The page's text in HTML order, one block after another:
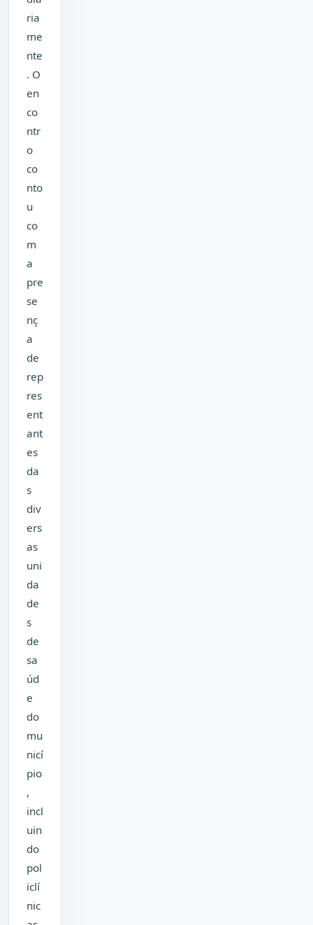
ria
me
nte
. O
en
co
ntr
o
co
nto
u
co
m
a
pre
se
nç
a
de
rep
res
ent
ant
es
da
s
div
ers
as
uni
da
de
s
de
sa
úd
e
do
mu
nicí
pio
,
incl
uin
do
pol
iclí
nic